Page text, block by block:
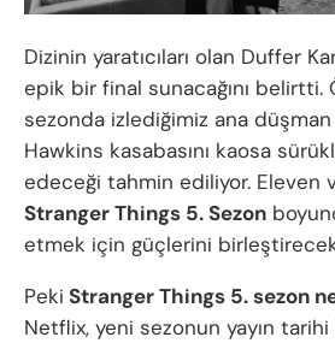
Dizinin yaratıcıları olan Duffer
epik bir final sunacağını
sezonda izlediğimiz ana düşman
Hawkins kasabasını kaosa
edeceği tahmin ediliyor. Eleven
Stranger Things 5. Sezon
etmek için güçlerini
Peki Stranger Things 5. sezon
Netflix, yeni sezonun yayın tarihi